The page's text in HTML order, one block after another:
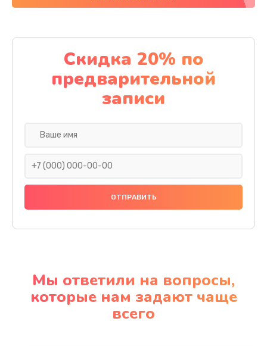
Скидка 20% по
предварительной
записи
Мы ответили на вопросы,
которые нам задают чаще
всего